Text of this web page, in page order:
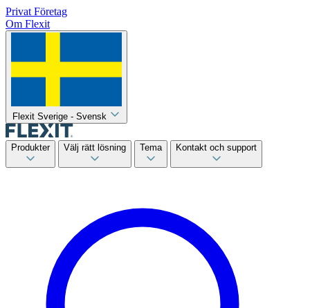
Privat Företag
Om Flexit
Flexit Sverige - Svensk
Produkter Välj rätt lösning Tema Kontakt och support